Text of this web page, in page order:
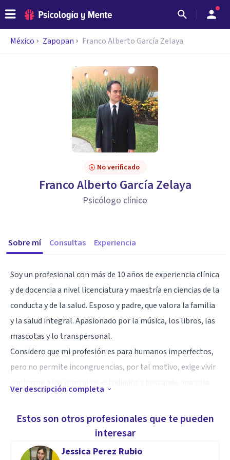
México Zapopan Franco Alberto García Zelaya
No verificado
Franco Alberto García Zelaya
Psicólogo clínico
Sobre mí Consultas Experiencia
Soy un profesional con más de 10 años de experiencia clínica
y de docencia a nivel licenciatura y maestría en ciencias de la
conducta y de la salud. Esposo y padre, que valora la familia
y la salud integral. Apasionado por la música, los libros, las
mascotas y lo transpersonal.
Considero que mi profesión es para humanos imperfectos,
pero no permite incongruencias, por tal motivo, exige vivir
estos principios, y de estar actualizado profesionalmente,
que tengo el enorme placer de vivir el proceso de
acompañamiento humano.
Ver descripción completa
Estos son otros profesionales que te pueden
interesar
Jessica Perez Rubio